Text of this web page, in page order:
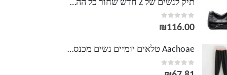
תיק לנשים של Z חדש שחור כל ההתאמה רוק רך כתף אחת תיק שליח שרשרת Lingge תיק נשים נודד
0
out of 5
₪116.00
Aachoae טלאים יומיים נשים מכנסיים ארוכים מכנסיים מזדמנים מותניים אלסטיים באורך מלא מכנסי טרנינג ספורט רופפים נקבה Pantalon Mujer
0
out of 5